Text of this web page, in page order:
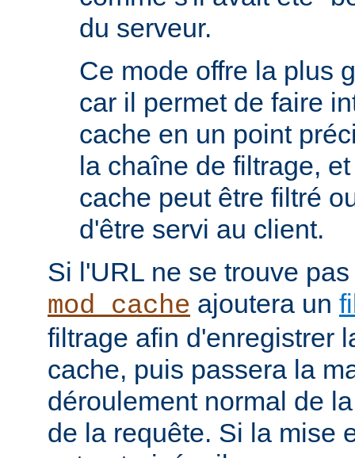
du serveur.
Ce mode offre la plus
car il permet de faire
cache en un point
la chaîne de filtrage,
cache peut être filtré
d'être servi au client.
Si l'URL ne se trouve
mod_cache ajoutera un
filtrage afin d'enregistrer
cache, puis passera la
déroulement normal de
de la requête. Si la mise